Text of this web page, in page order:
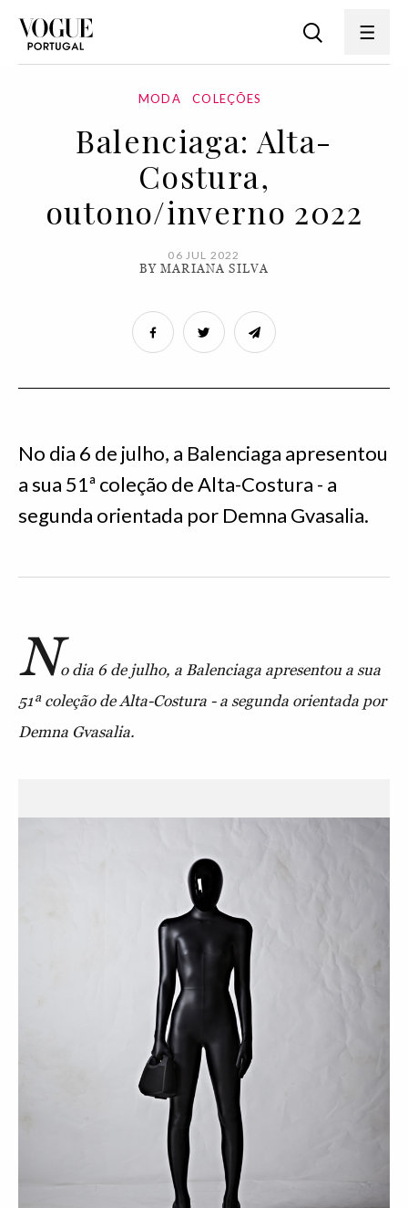
MODA COLEÇÕES
Balenciaga: Alta-
Costura,
outono/inverno 2022
06 JUL 2022
BY MARIANA SILVA
No dia 6 de julho, a Balenciaga apresentou
a sua 51ª coleção de Alta-Costura - a
segunda orientada por Demna Gvasalia.
No dia 6 de julho, a Balenciaga apresentou a sua
51ª coleção de Alta-Costura - a segunda orientada por
Demna Gvasalia.